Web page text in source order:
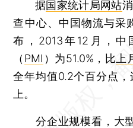
据国家统计局网站
查中心、中国物流与采
布，2013年12月，
（ PMI ）为51.0%，比 上
全年均值0.2个百分点
上。
分企业规模看，大型